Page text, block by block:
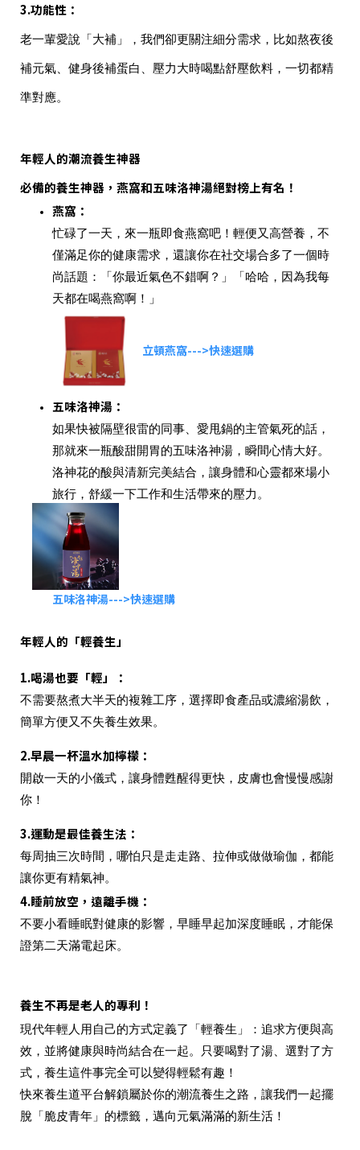
3.功能性 ：
老一輩愛說「大補」，我們卻更關注細分需求，比如熬夜後
補元氣、健身後補蛋白、壓力大時喝點舒壓飲料，一切都精
準對應。
年輕人的潮流養生神器
必備的養生神器， 燕窩和五味洛神湯絕對榜上有名！
燕窩 ：
忙碌了一天，來一瓶即食燕窩吧！輕便又高營養，不
僅滿足你的健康需求，還讓你在社交場合多了一個時
尚話題：「你最近氣色不錯啊？」「哈哈，因為我每
天都在喝燕窩啊！」
立頓燕窩--->快速選購
五味洛神湯 ：
如果快被隔壁很雷的同事、愛甩鍋的主管氣死的話，
那就來一瓶酸甜開胃的五味洛神湯，瞬間心情大好。
洛神花的酸與清新完美結合，讓身體和心靈都來場小
旅行，舒緩一下工作和生活帶來的壓力。
五味洛神湯--->快速選購
年輕人的「輕養生」
1.喝湯也要「輕」 ：
不需要熬煮大半天的複雜工序，選擇即食產品或濃縮湯飲，
簡單方便又不失養生效果。
2.早晨一杯溫水加檸檬 ：
開啟一天的小儀式，讓身體甦醒得更快，皮膚也會慢慢感謝
你！
3.運動是最佳養生法 ：
每周抽三次時間，哪怕只是走走路、拉伸或做做瑜伽，都能
讓你更有精氣神。
4.睡前放空，遠離手機 ：
不要小看睡眠對健康的影響，早睡早起加深度睡眠，才能保
證第二天滿電起床。
養生不再是老人的專利！
現代年輕人用自己的方式定義了「輕養生」：追求方便與高
效，並將健康與時尚結合在一起。只要喝對了湯、選對了方
式，養生這件事完全可以變得輕鬆有趣！
快來養生道平台解鎖屬於你的潮流養生之路，讓我們一起擺
脫「脆皮青年」的標籤，邁向元氣滿滿的新生活！